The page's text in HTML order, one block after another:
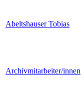
Abeltshauser Tobias
Archivmitarbeiter/innen